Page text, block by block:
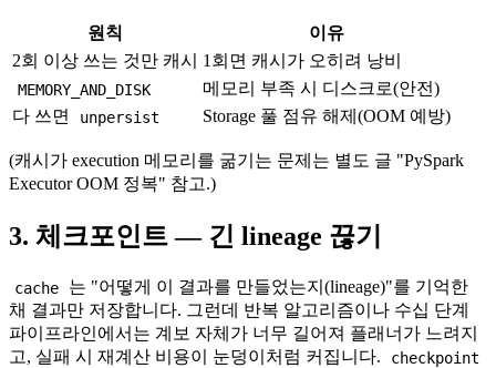
원칙
이유
2회 이상 쓰는 것만 캐시
1회면 캐시가 오히려 낭비
MEMORY_AND_DISK
메모리 부족 시 디스크로(안전)
다 쓰면
unpersist Storage 풀 점유 해제(OOM 예방)
(캐시가 execution 메모리를 굶기는 문제는 별도 글 "PySpark
Executor OOM 정복" 참고.)
3. 체크포인트 — 긴 lineage 끊기
cache
는 "어떻게 이 결과를 만들었는지(lineage)"를 기억한
채 결과만 저장합니다. 그런데 반복 알고리즘이나 수십 단계
파이프라인에서는 계보 자체가 너무 길어져 플래너가 느려지
고, 실패 시 재계산 비용이 눈덩이처럼 커집니다.
checkpoint